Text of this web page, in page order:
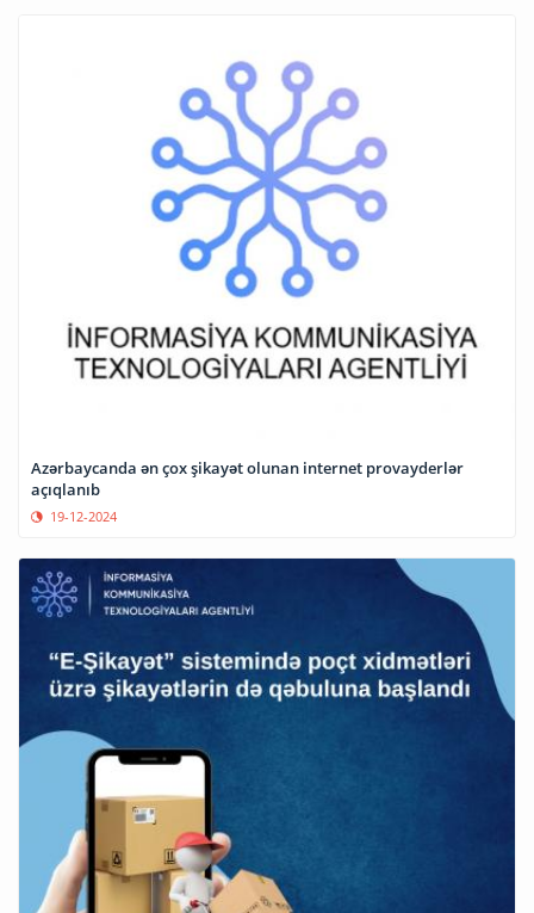
Azərbaycanda ən çox şikayət olunan internet provayderlər
açıqlanıb
19-12-2024